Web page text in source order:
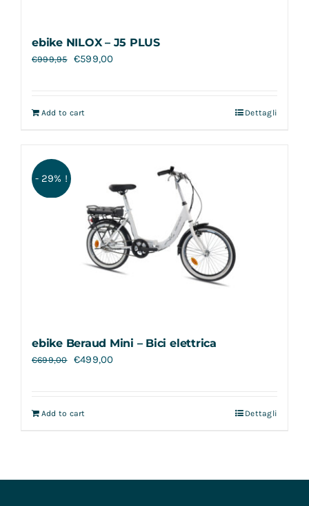
ebike NILOX – J5 PLUS
€999,95 €599,00
Add to cart Dettagli
- 29% !
ebike Beraud Mini – Bici elettrica
€699,00 €499,00
Add to cart Dettagli